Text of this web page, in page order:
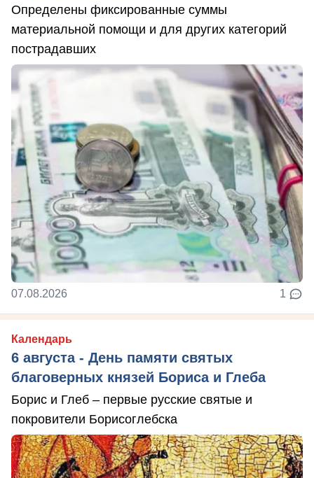
Определены фиксированные суммы
материальной помощи и для других категорий
пострадавших
07.08.2026 1
Календарь
6 августа - День памяти святых
благоверных князей Бориса и Глеба
Борис и Глеб – первые русские святые и
покровители Борисоглебска